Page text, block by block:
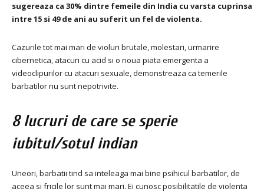
sugereaza ca 30% dintre femeile din India cu varsta cuprinsa
intre 15 si 49 de ani au suferit un fel de violenta.
Cazurile tot mai mari de violuri brutale, molestari, urmarire
cibernetica, atacuri cu acid si o noua piata emergenta a
videoclipurilor cu atacuri sexuale, demonstreaza ca temerile
barbatilor nu sunt nepotrivite.
8 lucruri de care se sperie
iubitul/sotul indian
Uneori, barbatii tind sa inteleaga mai bine psihicul barbatilor, de
aceea si fricile lor sunt mai mari. Ei cunosc posibilitatile de violenta